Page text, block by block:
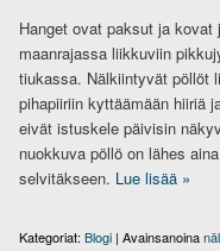
Hanget ovat paksut ja
maanrajassa liikkuviin
tiukassa. Nälkiintyvät pöllöt
pihapiiriin kyttäämään hiiriä
eivät istuskele päivisin
nuokkuva pöllö on lähes
selvitäkseen. Lue lisää »
Kategoriat: Blogi | Avainsanoina